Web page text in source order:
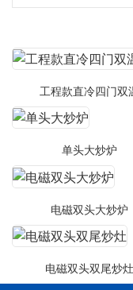
工程款直冷四门双
单头大炒炉
电磁双头大炒炉
电磁双头双尾炒灶